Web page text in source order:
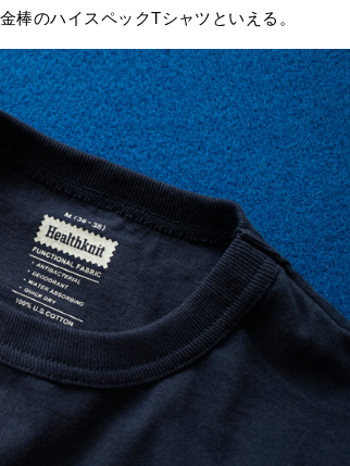
棒のハイスペックTシャツといえる。